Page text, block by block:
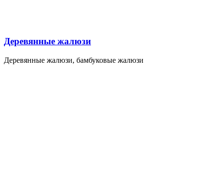
Деревянные жалюзи
Деревянные жалюзи, бамбуковые жалюзи